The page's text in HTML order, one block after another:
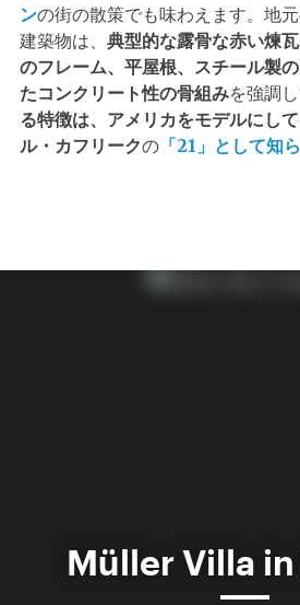
ンの街の散策でも味わえます。地
建築物は、 典型的な露骨な赤い煉
のフレーム、平屋根、スチール製
たコンクリート性の骨組みを強調
る特徴は、アメリカをモデルにし
ル・カフリークの 「21」として知
Müller Villa